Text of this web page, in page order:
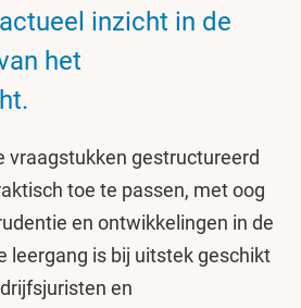
inzicht in de
het
vraagstukken gestructureerd
toe te passen, met oog
en ontwikkelingen in de
leergang is bij uitstek geschikt
en